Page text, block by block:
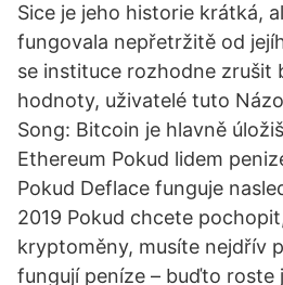
Sice je jeho historie krátká,
fungovala nepřetržitě od
se instituce rozhodne zrušit
hodnoty, uživatelé tuto
Song: Bitcoin je hlavně
Ethereum Pokud lidem
Pokud Deflace funguje
2019 Pokud chcete
kryptoměny, musíte nejdřív
fungují peníze – buďto roste